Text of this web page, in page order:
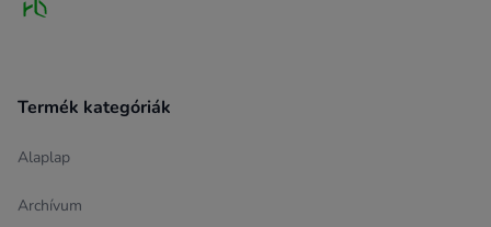
Termék kategóriák
Alaplap
Archívum